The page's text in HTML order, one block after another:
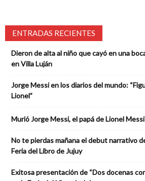
ENTRADAS RECIENTES
Dieron de alta al niño que cayó en una
en Villa Luján
Jorge Messi en los diarios del mundo:
Lionel”
Murió Jorge Messi, el papá de Lionel Messi
No te pierdas mañana el debut narrativo
Feria del Libro de Jujuy
Exitosa presentación de “Dos docenas